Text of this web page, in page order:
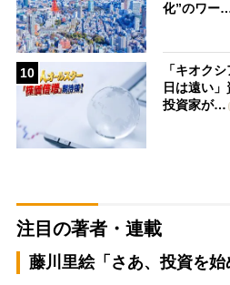
化”のワー
10
「キオク
日は遠い
投資家が…
注目の著者・連載
藤川里絵「さあ、投資を始